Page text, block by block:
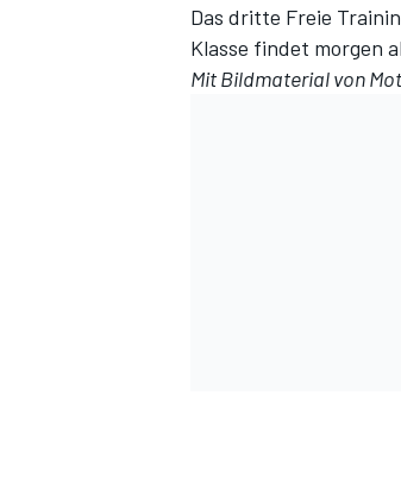
Das dritte Freie
Klasse findet morgen
Mit Bildmaterial von